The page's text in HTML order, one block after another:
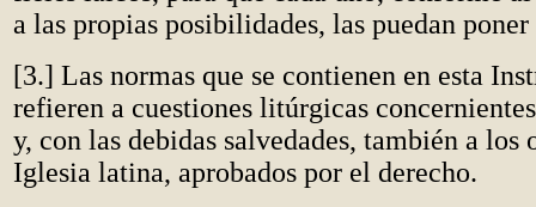
a las propias posibilidades, las puedan
[3.] Las normas que se contienen en esta
refieren a cuestiones litúrgicas
y, con las debidas salvedades, también a los
Iglesia latina, aprobados por el derecho.